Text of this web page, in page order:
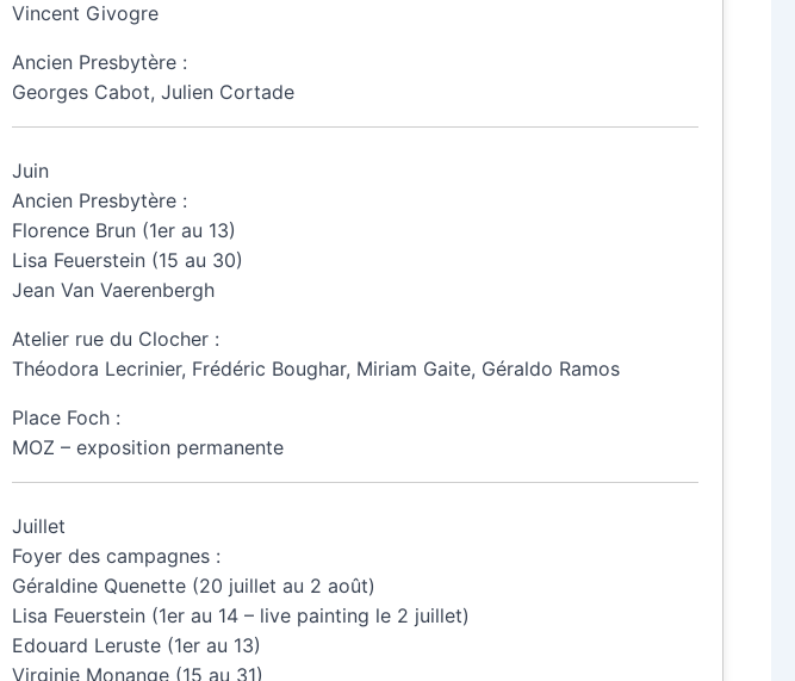
Vincent Givogre
Ancien Presbytère :
Georges Cabot, Julien Cortade
Juin
Ancien Presbytère :
Florence Brun (1er au 13)
Lisa Feuerstein (15 au 30)
Jean Van Vaerenbergh
Atelier rue du Clocher :
Théodora Lecrinier, Frédéric Boughar, Miriam Gaite, Géraldo Ramos
Place Foch :
MOZ – exposition permanente
Juillet
Foyer des campagnes :
Géraldine Quenette (20 juillet au 2 août)
Lisa Feuerstein (1er au 14 – live painting le 2 juillet)
Edouard Leruste (1er au 13)
Virginie Monange (15 au 31)